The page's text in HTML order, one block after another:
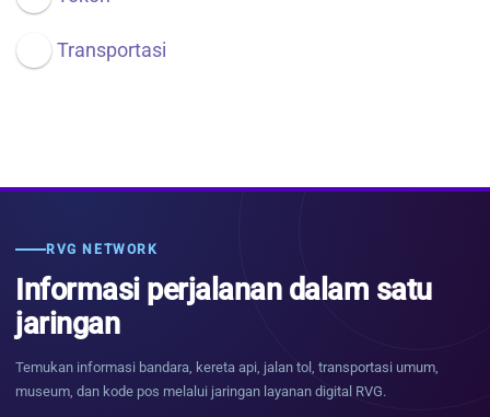
Transportasi
RVG NETWORK
Informasi perjalanan dalam satu
jaringan
Temukan informasi bandara, kereta api, jalan tol, transportasi umum,
museum, dan kode pos melalui jaringan layanan digital RVG.